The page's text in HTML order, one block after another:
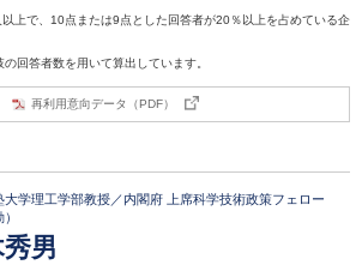
上で、10点または9点とした回答者が20％以上を占めている企
回答者数を用いて算出しています。
再利用意向データ（PDF）
大学理工学部教授／内閣府 上席科学技術政策フェロー
男